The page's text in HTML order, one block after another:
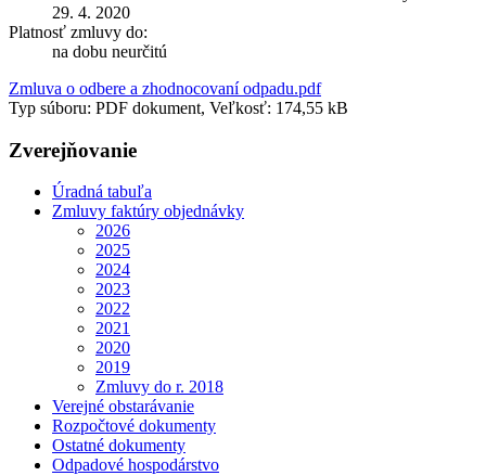
29. 4. 2020
Platnosť zmluvy do:
na dobu neurčitú
Zmluva o odbere a zhodnocovaní odpadu.pdf
Typ súboru: PDF dokument, Veľkosť: 174,55 kB
Zverejňovanie
Úradná tabuľa
Zmluvy faktúry objednávky
2026
2025
2024
2023
2022
2021
2020
2019
Zmluvy do r. 2018
Verejné obstarávanie
Rozpočtové dokumenty
Ostatné dokumenty
Odpadové hospodárstvo